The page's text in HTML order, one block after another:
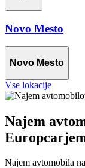
Novo Mesto
Novo Mesto
Vse lokacije
Najem
Najem avtomobila